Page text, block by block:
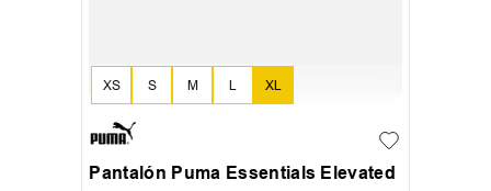
S L
M XL
XS
Pantalón Puma Essentials Elevated